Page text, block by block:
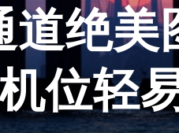
绝美
位轻